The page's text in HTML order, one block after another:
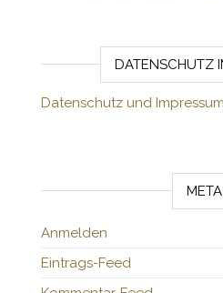
DATENSCHUTZ
Datenschutz und Impressum
META
Anmelden
Eintrags-Feed